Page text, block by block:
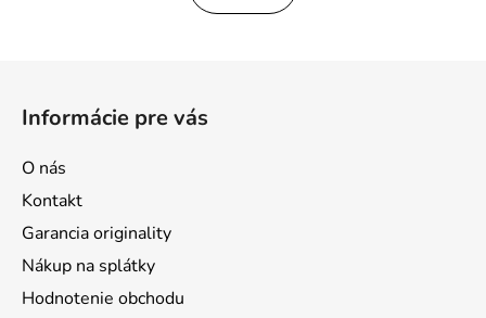
Informácie pre vás
O nás
Kontakt
Garancia originality
Nákup na splátky
Hodnotenie obchodu